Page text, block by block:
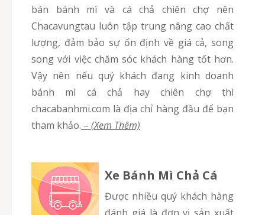
bán bánh mì và cá chả chiên chợ nên
Chacavungtau luôn tập trung nâng cao chất
lượng, đảm bảo sự ổn định về giá cả, song
song với việc chăm sóc khách hàng tốt hơn.
Vậy nên nếu quý khách đang kinh doanh
bánh mì cá chả hay chiên chợ thì
chacabanhmi.com là địa chỉ hàng đầu để bạn
tham khảo. – (Xem Thêm)
Xe Bánh Mì Chả Cá
Được nhiều quý khách hàng